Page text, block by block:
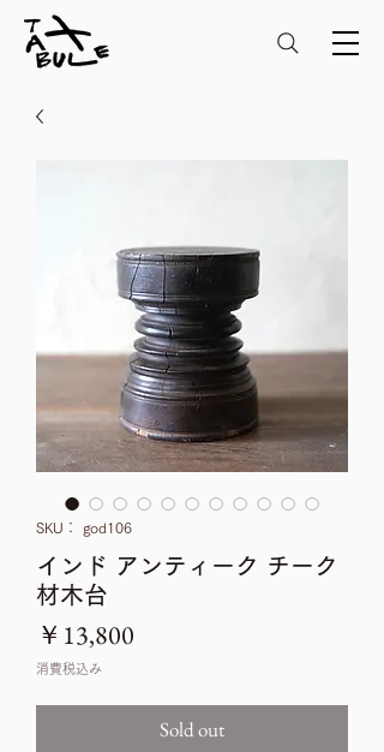
SKU： god106
インド アンティーク チーク
材木台
￥13,800
消費税込み
Sold out